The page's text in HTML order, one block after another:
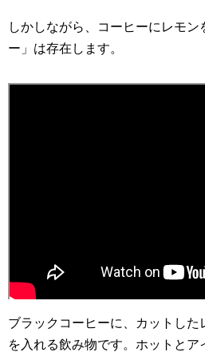
しかしながら、コーヒーにレモン
ー」は存在します。
ブラックコーヒーに、カットし
を入れる飲み物です。ホットと